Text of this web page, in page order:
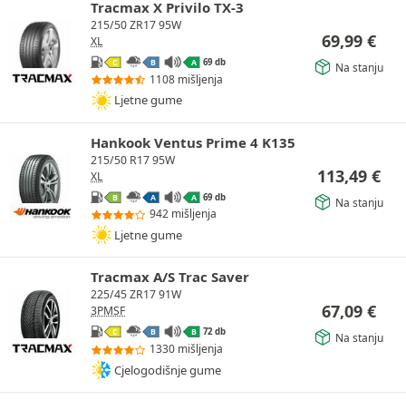
Tracmax X Privilo TX-3
215/50 ZR17 95W
XL
C B A 69 db
1108 mišljenja
Ljetne gume
69,99 €
Na stanju
Hankook Ventus Prime 4 K135
215/50 R17 95W
XL
B A A 69 db
942 mišljenja
Ljetne gume
113,49 €
Na stanju
Tracmax A/S Trac Saver
225/45 ZR17 91W
3PMSF
C B B 72 db
1330 mišljenja
Cjelogodišnje gume
67,09 €
Na stanju